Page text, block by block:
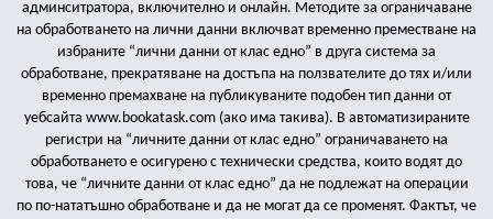
админситратора, включително и онлайн. Методите за ограничаване
на обработването на лични данни включват временно преместване на
избраните “лични данни от клас едно” в друга система за
обработване, прекратяване на достъпа на ползвателите до тях и/или
временно премахване на публикуваните подобен тип данни от
уебсайта www.bookatask.com (ако има такива). В автоматизираните
регистри на “личните данни от клас едно” ограничаването на
обработването е осигурено с технически средства, които водят до
това, че “личните данни от клас едно” да не подлежат на операции
по по-нататъшно обработване и да не могат да се променят. Фактът, че